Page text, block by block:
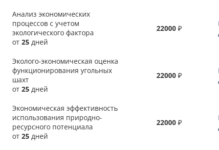
Анализ экономических
процессов с учетом
экологического фактора
от 25 дней
22000 ₽
Эколого-экономическая оценка
функционирования угольных
шахт
от 25 дней
22000 ₽
Экономическая эффективность
использования природно-
ресурсного потенциала
от 25 дней
22000 ₽